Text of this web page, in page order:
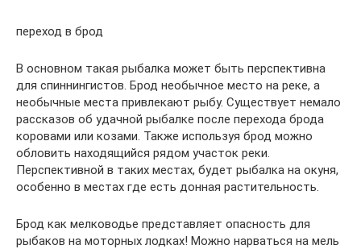
переход в брод
В основном такая рыбалка может быть перспективна
для спиннингистов. Брод необычное место на реке, а
необычные места привлекают рыбу. Существует немало
рассказов об удачной рыбалке после перехода брода
коровами или козами. Также используя брод можно
обловить находящийся рядом участок реки.
Перспективной в таких местах, будет рыбалка на окуня,
особенно в местах где есть донная растительность.
Брод как мелководье представляет опасность для
рыбаков на моторных лодках! Можно нарваться на мель